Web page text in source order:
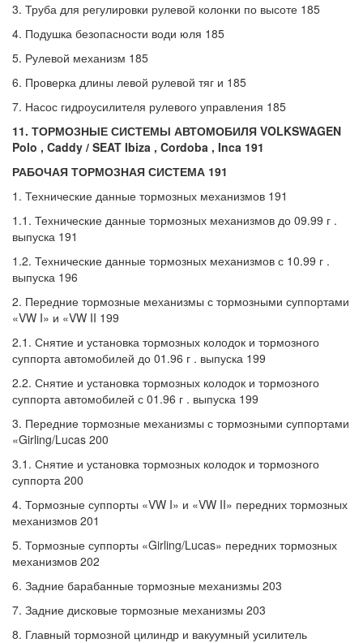
3. Труба для регулировки рулевой колонки по высоте 185
4. Подушка безопасности води юля 185
5. Рулевой механизм 185
6. Проверка длины левой рулевой тяг и 185
7. Насос гидроусилителя рулевого управления 185
11. ТОРМОЗНЫЕ СИСТЕМЫ АВТОМОБИЛЯ VOLKSWAGEN
Polo , Caddy / SEAT Ibiza , Cordoba , Inca 191
РАБОЧАЯ ТОРМОЗНАЯ СИСТЕМА 191
1. Технические данные тормозных механизмов 191
1.1. Технические данные тормозных механизмов до 09.99 г .
выпуска 191
1.2. Технические данные тормозных механизмов с 10.99 г .
выпуска 196
2. Передние тормозные механизмы с тормозными суппортами
«VW I» и «VW II 199
2.1. Снятие и установка тормозных колодок и тормозного
суппорта автомобилей до 01.96 г . выпуска 199
2.2. Снятие и установка тормозных колодок и тормозного
суппорта автомобилей с 01.96 г . выпуска 199
3. Передние тормозные механизмы с тормозными суппортами
«Girling/Lucas 200
3.1. Снятие и установка тормозных колодок и тормозного
суппорта 200
4. Тормозные суппорты «VW I» и «VW II» передних тормозных
механизмов 201
5. Тормозные суппорты «Girling/Lucas» передних тормозных
механизмов 202
6. Задние барабанные тормозные механизмы 203
7. Задние дисковые тормозные механизмы 203
8. Главный тормозной цилиндр и вакуумный усилитель